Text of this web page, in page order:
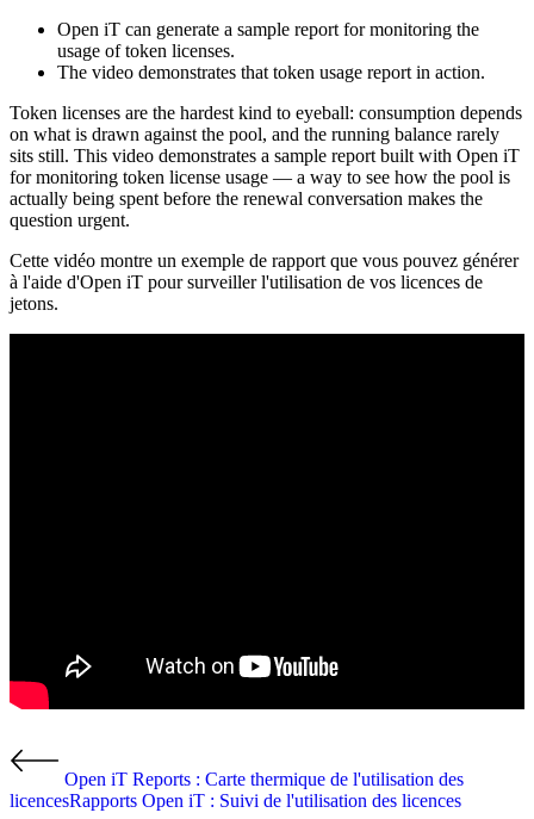
Open iT can generate a sample report for monitoring the
usage of token licenses.
The video demonstrates that token usage report in action.
Token licenses are the hardest kind to eyeball: consumption depends
on what is drawn against the pool, and the running balance rarely
sits still. This video demonstrates a sample report built with Open iT
for monitoring token license usage — a way to see how the pool is
actually being spent before the renewal conversation makes the
question urgent.
Cette vidéo montre un exemple de rapport que vous pouvez générer
à l'aide d'Open iT pour surveiller l'utilisation de vos licences de
jetons.
Open iT Reports : Carte thermique de l'utilisation des
licencesRapports Open iT : Suivi de l'utilisation des licences